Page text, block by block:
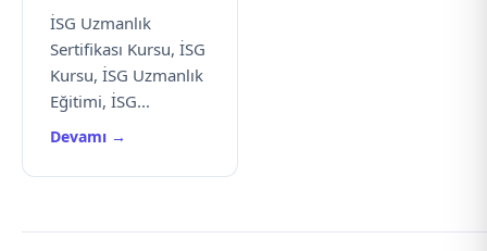
İSG Uzmanlık
Sertifikası Kursu, İSG
Kursu, İSG Uzmanlık
Eğitimi, İSG...
Devamı →